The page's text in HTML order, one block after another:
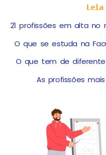
Leia
21 profissões em alta
O que se estuda na
O que tem de diferente
As profissões